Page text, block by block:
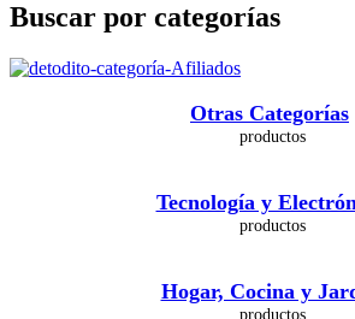
Buscar por categorías
Otras Categorías
Tecnología y
Hogar, Cocina y